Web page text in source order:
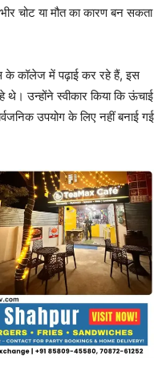
चोट या मौत का कारण बन सकता
के कॉलेज में पढ़ाई कर रहे हैं, इस
उन्होंने स्वीकार किया कि ऊंचाई
उपयोग के लिए नहीं बनाई गई